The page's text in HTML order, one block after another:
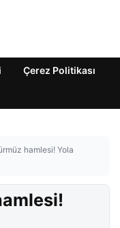
Çerez Politikası
hamlesi! Yola